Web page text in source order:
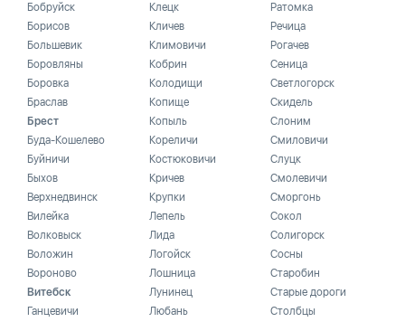
Бобруйск
Борисов
Большевик
Боровляны
Боровка
Браслав
Брест
Буда-Кошелево
Буйничи
Быхов
Верхнедвинск
Вилейка
Волковыск
Воложин
Вороново
Витебск
Ганцевичи
Клецк
Кличев
Климовичи
Кобрин
Колодищи
Копище
Копыль
Кореличи
Костюковичи
Кричев
Крупки
Лепель
Лида
Логойск
Лошница
Лунинец
Любань
Ратомка
Речица
Рогачев
Сеница
Светлогорск
Скидель
Слоним
Смиловичи
Слуцк
Смолевичи
Сморгонь
Сокол
Солигорск
Сосны
Старобин
Старые дороги
Столбцы